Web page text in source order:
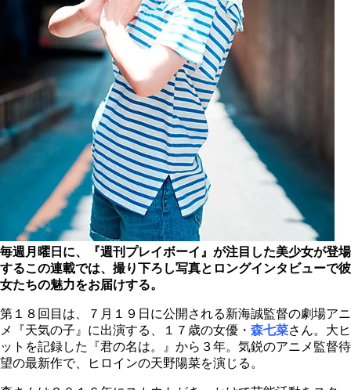
毎週月曜日に、『週刊プレイボーイ』が注目した美少女が登場
するこの連載では、撮り下ろし写真とロングインタビューで彼
女たちの魅力をお届けする。
第１８回目は、７月１９日に公開される新海誠監督の劇場アニ
メ『天気の子』に出演する、１７歳の女優・ 森七菜さん。大ヒ
ットを記録した『君の名は。』から３年。気鋭のアニメ監督待
望の最新作で、ヒロインの天野陽菜を演じる。